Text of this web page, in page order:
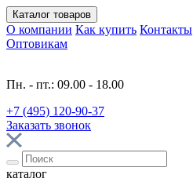
Каталог товаров
О компании Как купить Контакты
Оптовикам
Пн. - пт.: 09.00 - 18.00
+7 (495) 120-90-37
Заказать звонок
каталог